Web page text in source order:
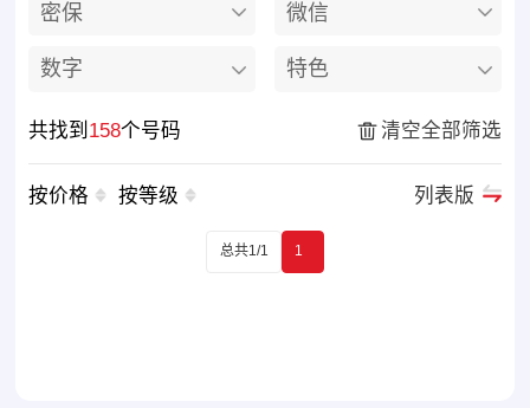
密保 微信
数字 特色
共找到 158个号码 清空全部筛选
按价格 按等级 列表版
总共1/1 1